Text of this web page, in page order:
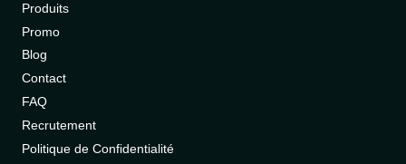
Produits
Promo
Blog
Contact
FAQ
Recrutement
Politique de Confidentialité